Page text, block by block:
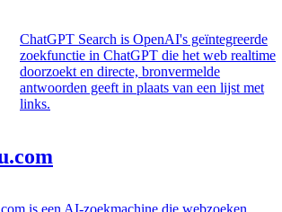
ChatGPT Search is OpenAI's geïntegreerde
zoekfunctie in ChatGPT die het web realtime
doorzoekt en directe, bronvermelde
antwoorden geeft in plaats van een lijst met
links.